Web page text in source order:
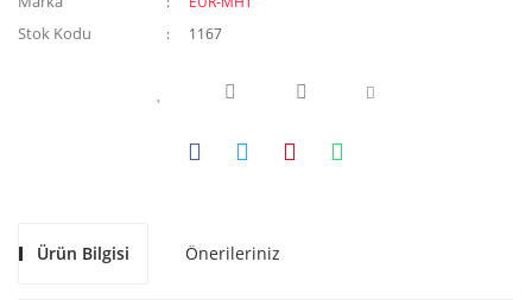
Stok Kodu 1167
Ürün Bilgisi Önerileriniz